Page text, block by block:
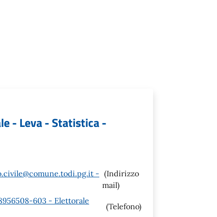
- Leva - Statistica -
- (Indirizzo
mail)
603 - Elettorale
(Telefono)